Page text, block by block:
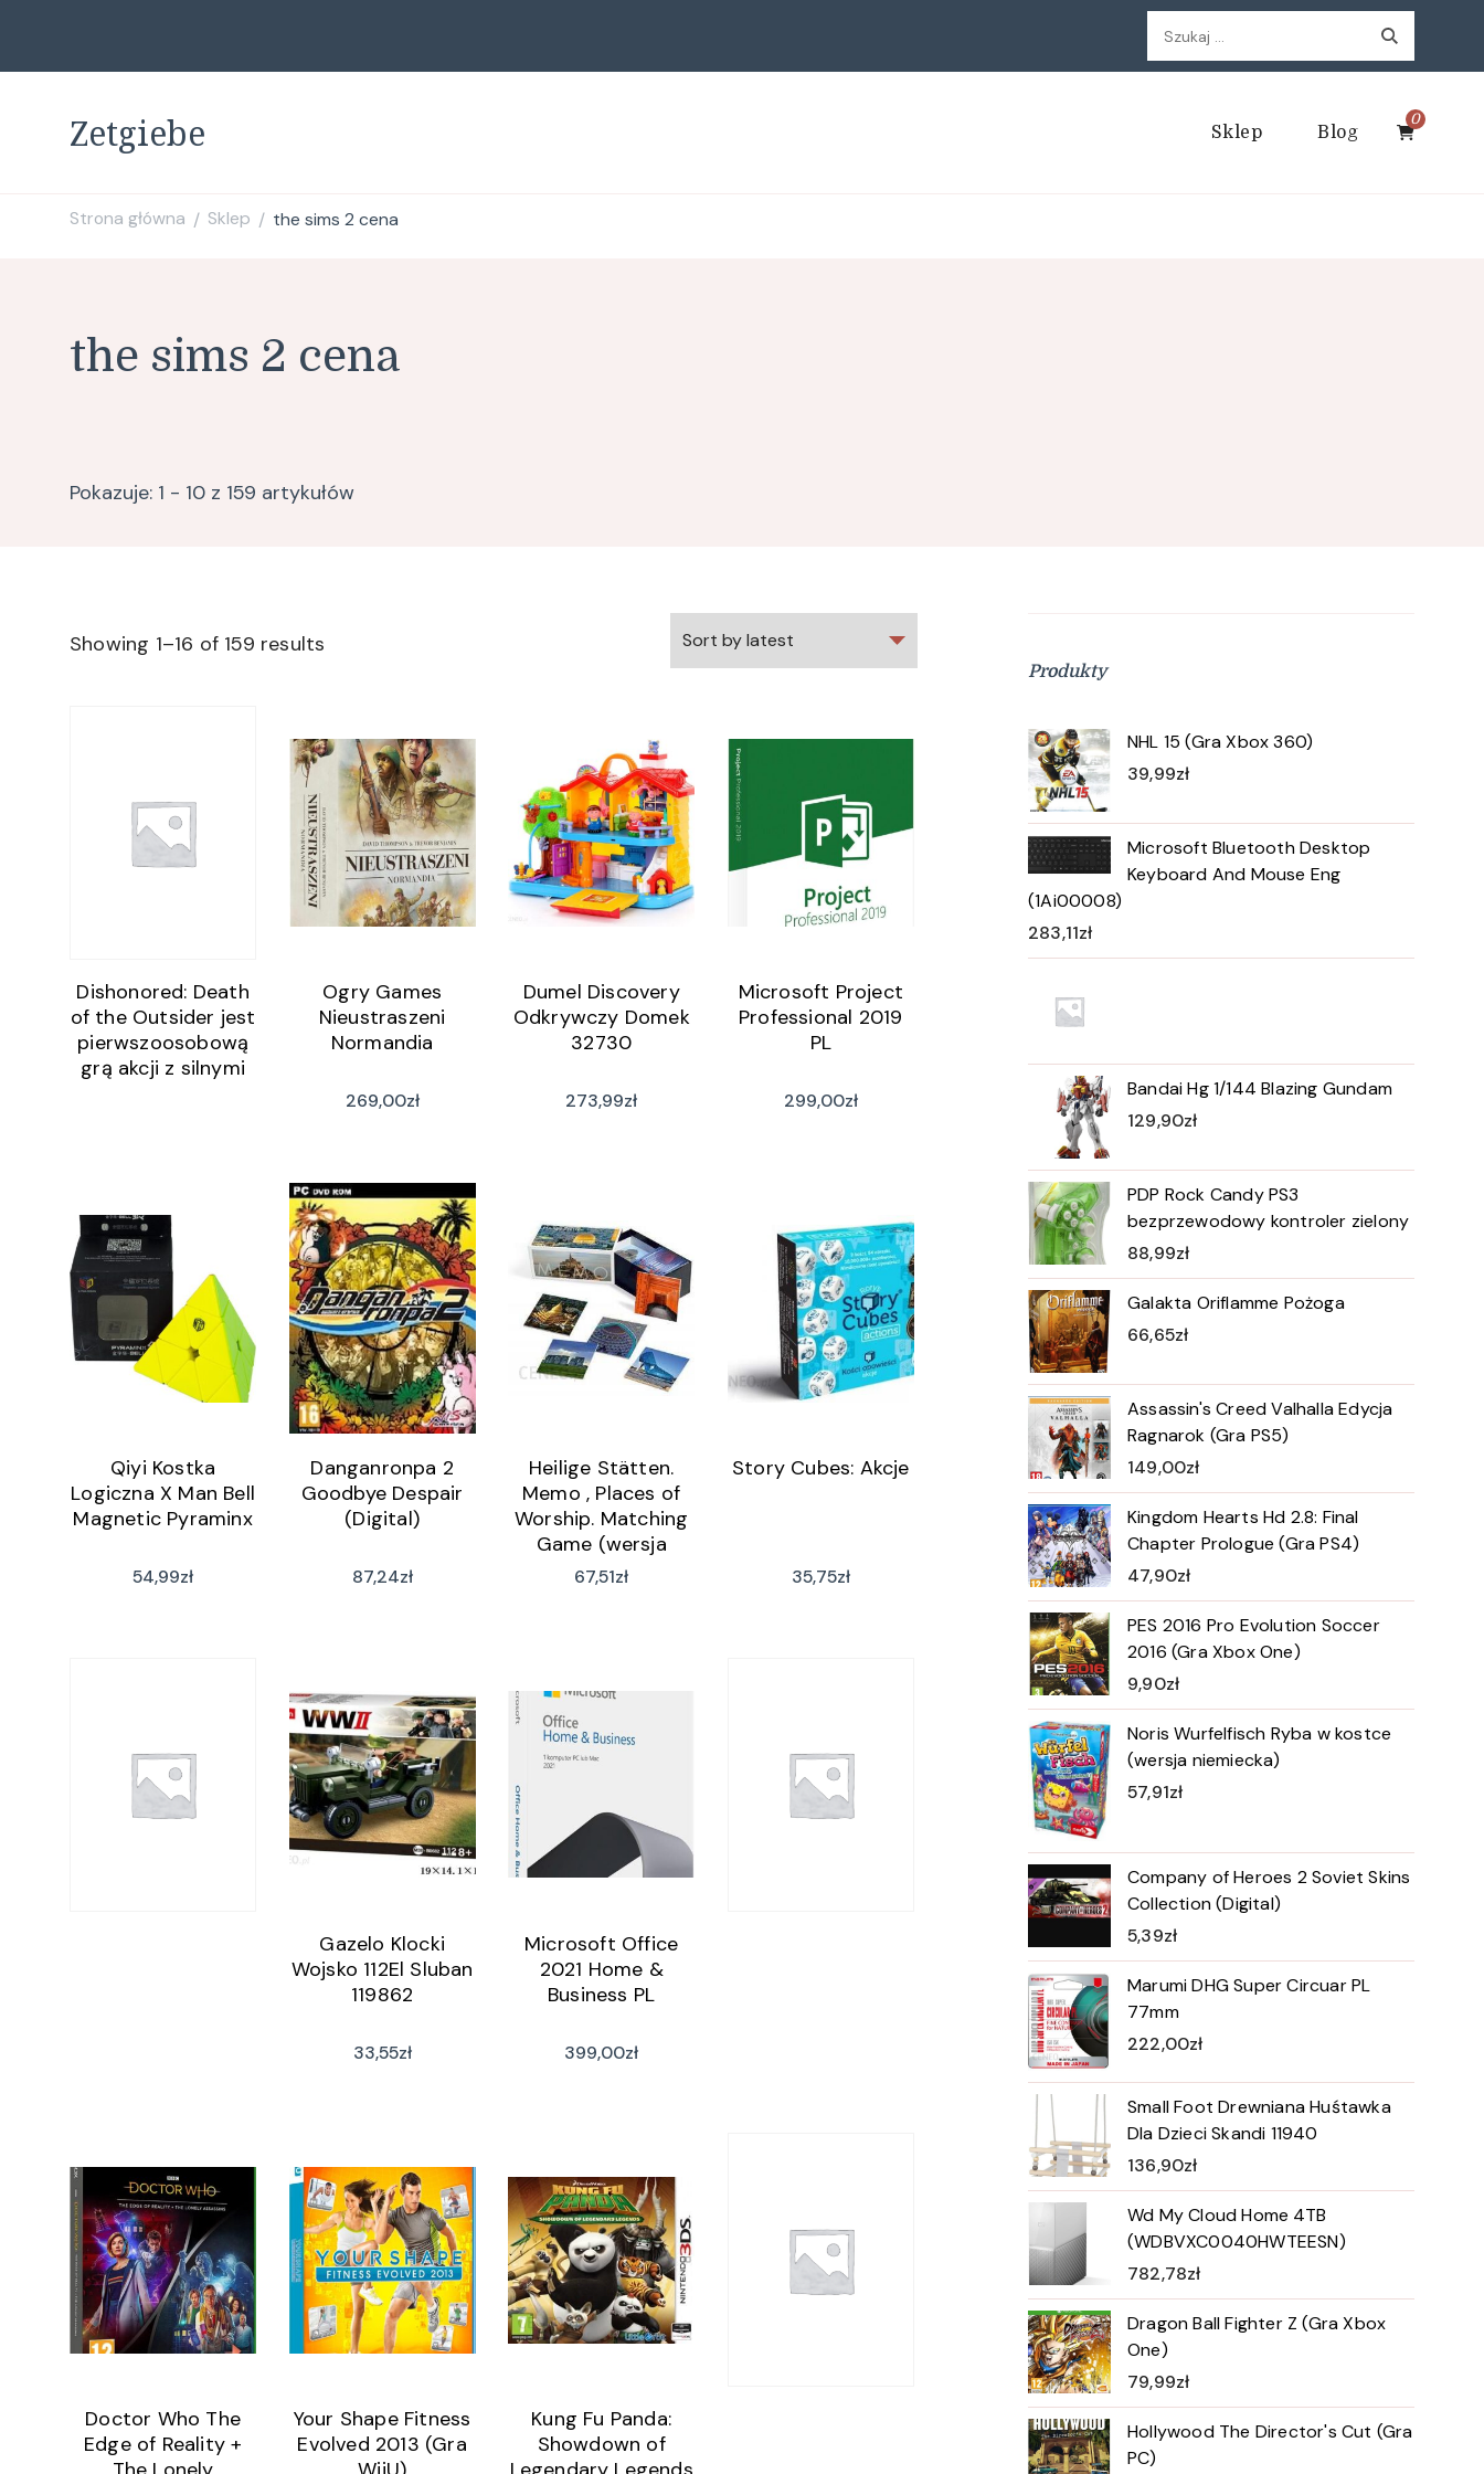
Szukaj:
Zetgiebe Sklep Blog
0
Strona główna / Sklep / the sims 2 cena
the sims 2 cena
Pokazuje: 1 - 10 z 159 artykułów
Showing 1–16 of 159 results
Dishonored: Death
of the Outsider jest
pierwszoosobową
grą akcji z silnymi
postać o
skrytobójcy o
nadprzyrodzonych
umiejętnościach
Ogry Games
Nieustraszeni
Normandia
269,00zł
Dumel Discovery
Odkrywczy Domek
32730
273,99zł
Microsoft Project
Professional 2019
PL
299,00zł
Qiyi Kostka
Logiczna X Man Bell
Magnetic Pyraminx
54,99zł
Danganronpa 2
Goodbye Despair
(Digital)
87,24zł
Heilige Stätten.
Memo , Places of
Worship. Matching
Game (wersja
niemiecka)
67,51zł
Story Cubes: Akcje
35,75zł
Gazelo Klocki
Wojsko 112El Sluban
119862
33,55zł
Microsoft Office
2021 Home &
Business PL
399,00zł
Doctor Who The
Edge of Reality +
Your Shape Fitness
Evolved 2013 (Gra
Kung Fu Panda:
Showdown of
Produkty
NHL 15 (Gra Xbox 360)
39,99zł
Microsoft Bluetooth Desktop
Keyboard And Mouse Eng
(1Ai00008)
283,11zł
Bandai Hg 1/144 Blazing Gundam
129,90zł
PDP Rock Candy PS3
bezprzewodowy kontroler zielony
88,99zł
Galakta Oriflamme Pożoga
66,65zł
Assassin's Creed Valhalla Edycja
Ragnarok (Gra PS5)
149,00zł
Kingdom Hearts Hd 2.8: Final
Chapter Prologue (Gra PS4)
47,90zł
PES 2016 Pro Evolution Soccer
2016 (Gra Xbox One)
9,90zł
Noris Wurfelfisch Ryba w kostce
(wersja niemiecka)
57,91zł
Company of Heroes 2 Soviet Skins
Collection (Digital)
5,39zł
Marumi DHG Super Circuar PL
77mm
222,00zł
Small Foot Drewniana Huśtawka
Dla Dzieci Skandi 11940
136,90zł
Wd My Cloud Home 4TB
(WDBVXC0040HWTEESN)
782,78zł
Dragon Ball Fighter Z (Gra Xbox
One)
79,99zł
Hollywood The Director's Cut (Gra
PC)